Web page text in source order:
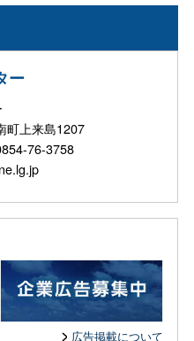
ー
上来島1207
76-3758
広告掲載について